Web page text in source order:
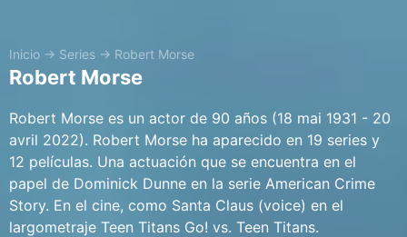
Inicio → Series → Robert Morse
Robert Morse
Robert Morse es un actor de 90 años (18 mai 1931 - 20
avril 2022). Robert Morse ha aparecido en 19 series y
12 películas. Una actuación que se encuentra en el
papel de Dominick Dunne en la serie American Crime
Story. En el cine, como Santa Claus (voice) en el
largometraje Teen Titans Go! vs. Teen Titans.